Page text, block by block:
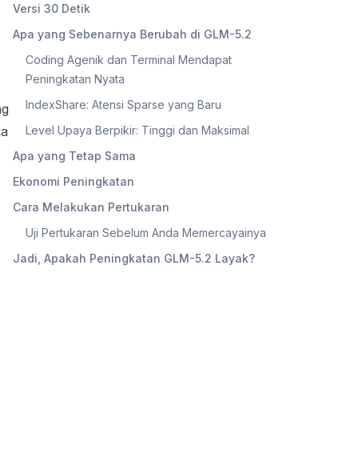
Versi 30 Detik
Apa yang Sebenarnya Berubah di GLM-5.2
Coding Agenik dan Terminal Mendapat
Peningkatan Nyata
IndexShare: Atensi Sparse yang Baru
Level Upaya Berpikir: Tinggi dan Maksimal
Apa yang Tetap Sama
Ekonomi Peningkatan
Cara Melakukan Pertukaran
Uji Pertukaran Sebelum Anda Memercayainya
Jadi, Apakah Peningkatan GLM-5.2 Layak?